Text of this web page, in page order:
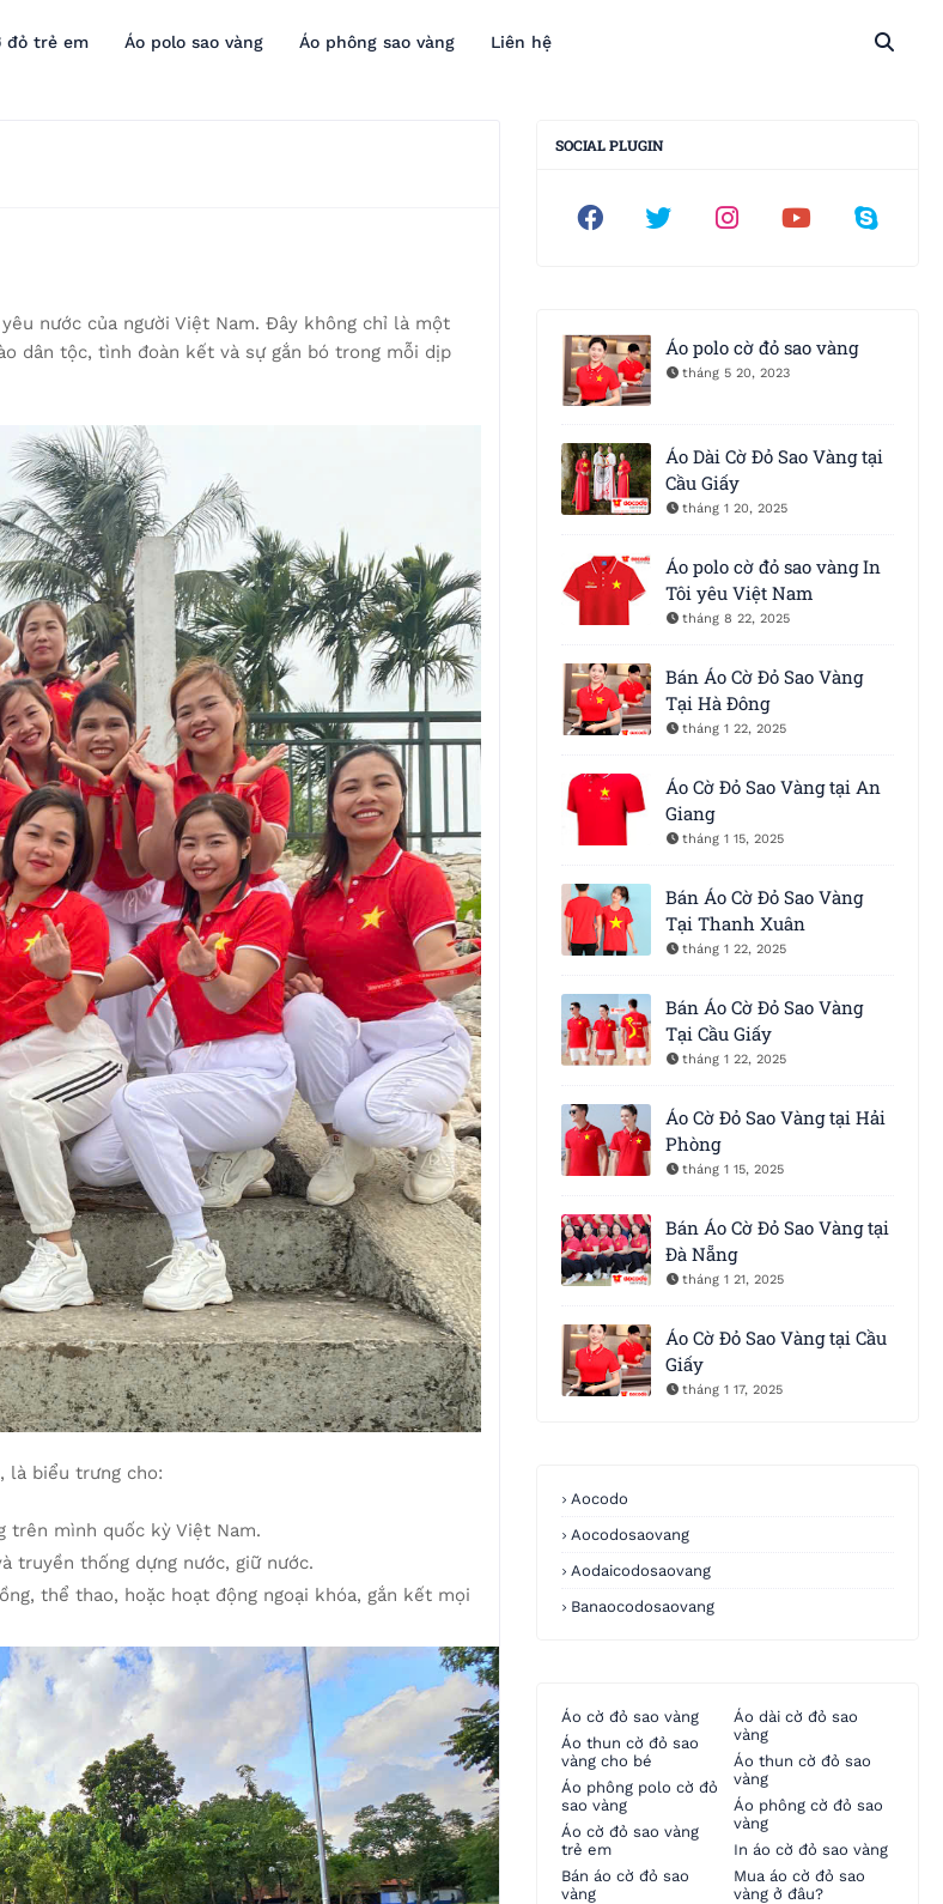
đỏ trẻ em Áo polo sao vàng Áo phông sao vàng Liên hệ
nước của người Việt Nam. Đây không chỉ là một
dân tộc, tình đoàn kết và sự gắn bó trong mỗi dịp
là biểu trưng cho:
trên mình quốc kỳ Việt Nam.
truyền thống dựng nước, giữ nước.
thể thao, hoặc hoạt động ngoại khóa, gắn kết mọi
SOCIAL PLUGIN
Áo polo cờ đỏ sao vàng
tháng 5 20, 2023
Áo Dài Cờ Đỏ Sao Vàng tại
Cầu Giấy
tháng 1 20, 2025
Áo polo cờ đỏ sao vàng In
Tôi yêu Việt Nam
tháng 8 22, 2025
Bán Áo Cờ Đỏ Sao Vàng
Tại Hà Ðông
tháng 1 22, 2025
Áo Cờ Đỏ Sao Vàng tại An
Giang
tháng 1 15, 2025
Bán Áo Cờ Đỏ Sao Vàng
Tại Thanh Xuân
tháng 1 22, 2025
Bán Áo Cờ Đỏ Sao Vàng
Tại Cầu Giấy
tháng 1 22, 2025
Áo Cờ Đỏ Sao Vàng tại Hải
Phòng
tháng 1 15, 2025
Bán Áo Cờ Đỏ Sao Vàng tại
Đà Nẵng
tháng 1 21, 2025
Áo Cờ Đỏ Sao Vàng tại Cầu
Giấy
tháng 1 17, 2025
Aocodo
Aocodosaovang
Aodaicodosaovang
Banaocodosaovang
Áo cờ đỏ sao vàng
Áo dài cờ đỏ sao
vàng
Áo thun cờ đỏ sao
vàng cho bé
Áo thun cờ đỏ sao
vàng
Áo phông polo cờ đỏ
sao vàng
Áo phông cờ đỏ sao
vàng
Áo cờ đỏ sao vàng
trẻ em
In áo cờ đỏ sao vàng
Bán áo cờ đỏ sao
vàng
Mua áo cờ đỏ sao
vàng ở đâu?